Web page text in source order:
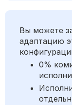
Вы можете
адаптацию
0%